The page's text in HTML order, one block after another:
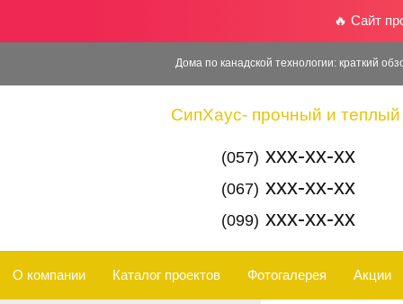
🔥 Сайт
Дома по канадской технологии: краткий
СипХаус- прочный и
(057) xxx-xx-xx
(067) xxx-xx-xx
(099) xxx-xx-xx
О компании Каталог проектов Фотогалерея Акции